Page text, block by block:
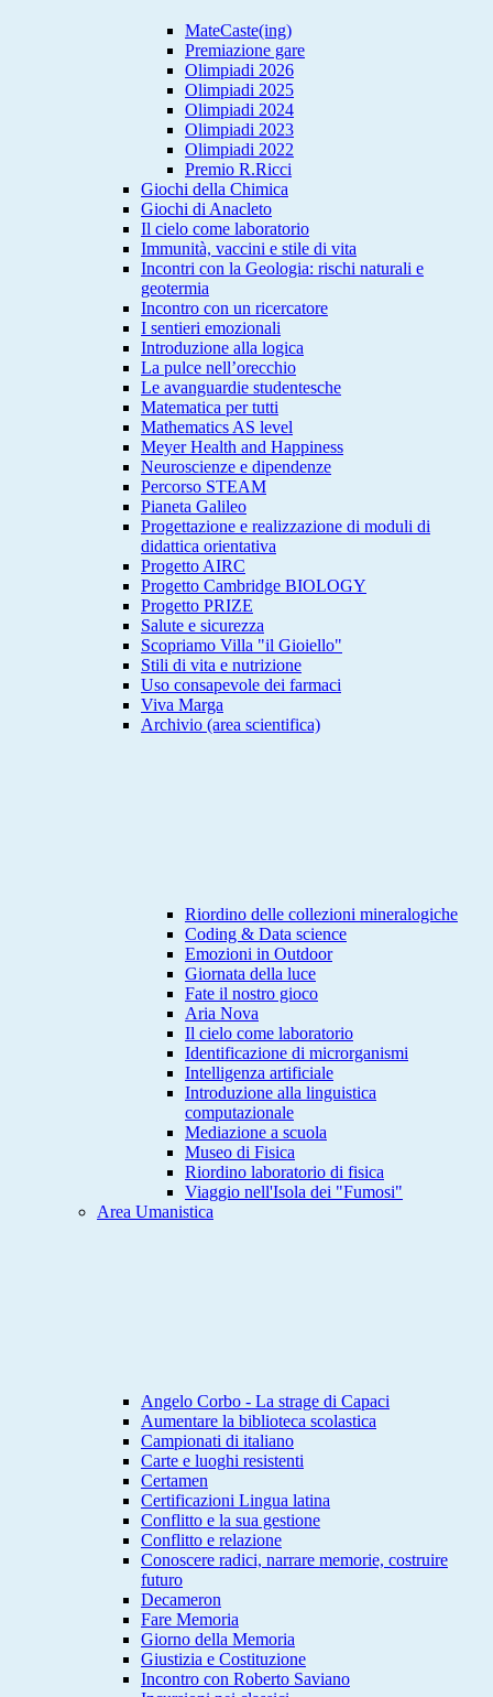
MateCaste(ing)
Premiazione gare
Olimpiadi 2026
Olimpiadi 2025
Olimpiadi 2024
Olimpiadi 2023
Olimpiadi 2022
Premio R.Ricci
Giochi della Chimica
Giochi di Anacleto
Il cielo come laboratorio
Immunità, vaccini e stile di vita
Incontri con la Geologia: rischi naturali e
geotermia
Incontro con un ricercatore
I sentieri emozionali
Introduzione alla logica
La pulce nell’orecchio
Le avanguardie studentesche
Matematica per tutti
Mathematics AS level
Meyer Health and Happiness
Neuroscienze e dipendenze
Percorso STEAM
Pianeta Galileo
Progettazione e realizzazione di moduli di
didattica orientativa
Progetto AIRC
Progetto Cambridge BIOLOGY
Progetto PRIZE
Salute e sicurezza
Scopriamo Villa "il Gioiello"
Stili di vita e nutrizione
Uso consapevole dei farmaci
Viva Marga
Archivio (area scientifica)
Riordino delle collezioni mineralogiche
Coding & Data science
Emozioni in Outdoor
Giornata della luce
Fate il nostro gioco
Aria Nova
Il cielo come laboratorio
Identificazione di microrganismi
Intelligenza artificiale
Introduzione alla linguistica
computazionale
Mediazione a scuola
Museo di Fisica
Riordino laboratorio di fisica
Viaggio nell'Isola dei "Fumosi"
Area Umanistica
Angelo Corbo - La strage di Capaci
Aumentare la biblioteca scolastica
Campionati di italiano
Carte e luoghi resistenti
Certamen
Certificazioni Lingua latina
Conflitto e la sua gestione
Conflitto e relazione
Conoscere radici, narrare memorie, costruire
futuro
Decameron
Fare Memoria
Giorno della Memoria
Giustizia e Costituzione
Incontro con Roberto Saviano